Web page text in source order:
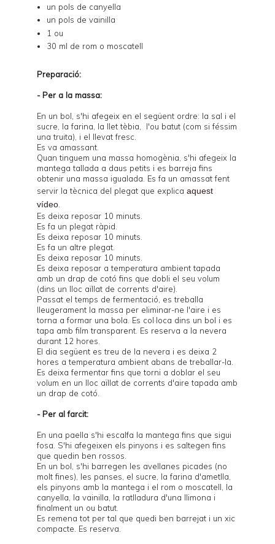
un pols de canyella
un pols de vainilla
1 ou
30 ml de rom o moscatell
Preparació:
- Per a la massa:
En un bol, s'hi afegeix en el següent ordre: la sal i el
sucre, la farina, la llet tèbia, l'ou batut (com si féssim
una truita), i el llevat fresc.
Es va amassant.
Quan tinguem una massa homogènia, s'hi afegeix la
mantega tallada a daus petits i es barreja fins
obtenir una massa igualada. Es fa un amassat fent
servir la tècnica del plegat que explica aquest
vídeo.
Es deixa reposar 10 minuts.
Es fa un plegat ràpid.
Es deixa reposar 10 minuts.
Es fa un altre plegat.
Es deixa reposar 10 minuts.
Es deixa reposar a temperatura ambient tapada
amb un drap de cotó fins que dobli el seu volum
(dins un lloc aïllat de corrents d'aire).
Passat el temps de fermentació, es treballa
lleugerament la massa per eliminar-ne l'aire i es
torna a formar una bola. Es col·loca dins un bol i es
tapa amb film transparent. Es reserva a la nevera
durant 12 hores.
El dia següent es treu de la nevera i es deixa 2
hores a temperatura ambient abans de treballar-la.
Es deixa fermentar fins que torni a doblar el seu
volum en un lloc aïllat de corrents d'aire tapada amb
un drap de cotó.
- Per al farcit:
En una paella s'hi escalfa la mantega fins que sigui
fosa. S'hi afegeixen els pinyons i es saltegen fins
que quedin ben rossos.
En un bol, s'hi barregen les avellanes picades (no
molt fines), les panses, el sucre, la farina d'ametlla,
els pinyons amb la mantega i el rom o moscatell, la
canyella, la vainilla, la ratlladura d'una llimona i
finalment un ou batut.
Es remena tot per tal que quedi ben barrejat i un xic
compacte. Es reserva.